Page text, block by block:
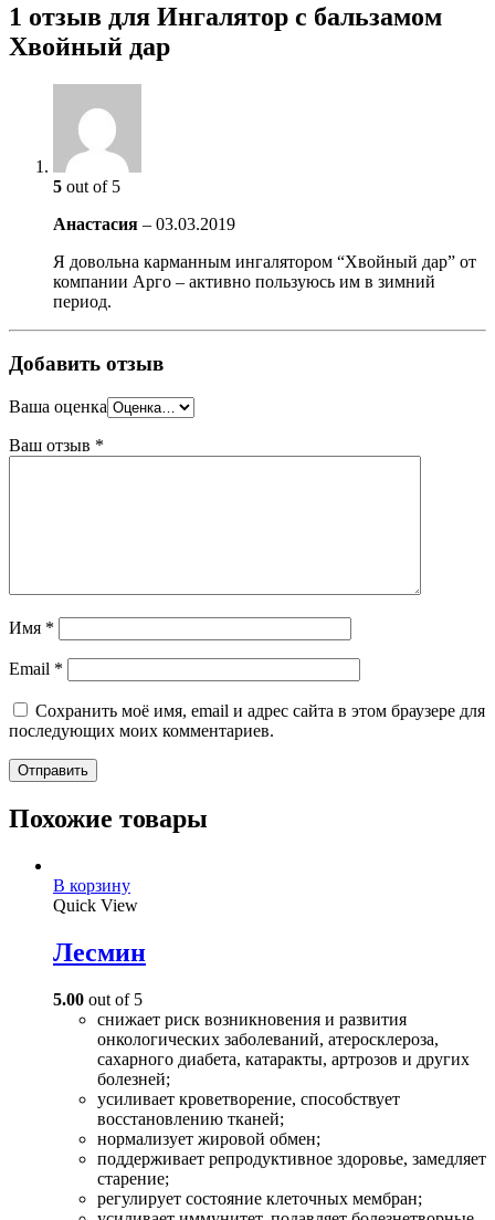
1 отзыв для Ингалятор с бальзамом
Хвойный дар
5 out of 5
Анастасия – 03.03.2019
Я довольна карманным ингалятором “Хвойный дар” от
компании Арго – активно пользуюсь им в зимний
период.
Добавить отзыв
Ваша оценка
Ваш отзыв *
Имя *
Email *
Сохранить моё имя, email и адрес сайта в этом браузере для
последующих моих комментариев.
Похожие товары
В корзину
Quick View
Лесмин
5.00 out of 5
снижает риск возникновения и развития
онкологических заболеваний, атеросклероза,
сахарного диабета, катаракты, артрозов и других
болезней;
усиливает кроветворение, способствует
восстановлению тканей;
нормализует жировой обмен;
поддерживает репродуктивное здоровье, замедляет
старение;
регулирует состояние клеточных мембран;